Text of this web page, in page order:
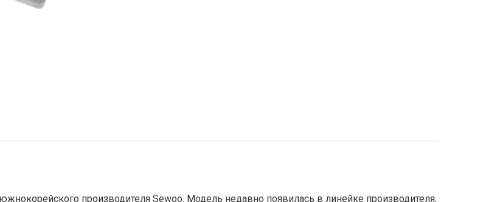
производителя Sewoo. Модель недавно появилась в линейке производителя,